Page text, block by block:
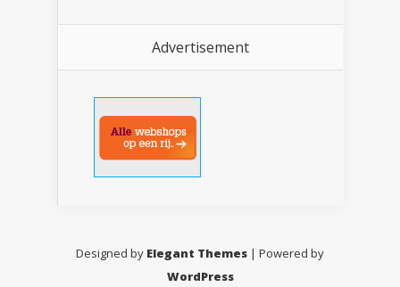
Advertisement
Designed by Elegant Themes | Powered by
WordPress